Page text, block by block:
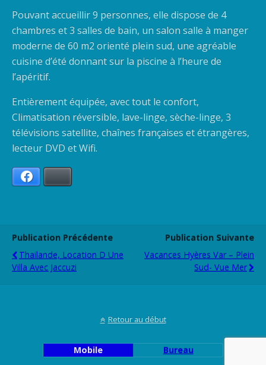
Pouvant accueillir 9 personnes, elle dispose de 4
chambres et 3 salles de bain, un salon salle à manger
moderne de 60 m2 orienté plein sud, une agréable
cuisine d’été donnant sur la piscine à l’heure de
l’apéritif.
Entièrement équipée, avec tout le confort,
Climatisation réversible, lave-linge, sèche-linge, 3
télévisions satellite, chaînes françaises et étrangères,
lecteur DVD et Wifi.
Publication Précédente
Thailande, Location D Une
Villa Avec Jaccuzi
Publication Suivante
Vacances Hyères Var – Plein
Sud- Vue Mer
Retour au début
Mobile Bureau